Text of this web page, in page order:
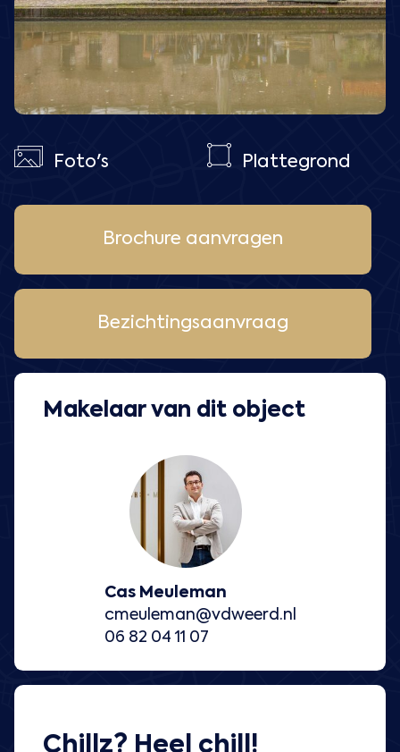
Foto's Plattegrond
Chillz? Heel chill!
Brochure aanvragen
Bezichtingsaanvraag
Makelaar van dit object
Cas Meuleman
cmeuleman@vdweerd.nl
06 82 04 11 07